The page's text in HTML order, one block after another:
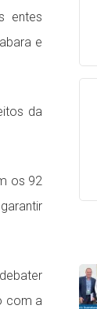
entes
e
da
os 92
com a